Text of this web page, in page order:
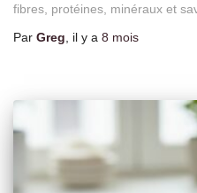
fibres, protéines, minéraux et
Par Greg , il y a 8 mois